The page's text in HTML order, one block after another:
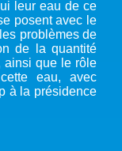
leur eau de ce
posent avec le
problèmes de
de la quantité
ainsi que le rôle
eau, avec
à la présidence